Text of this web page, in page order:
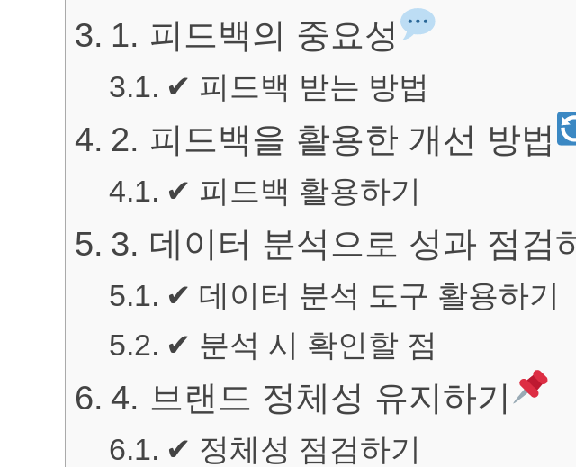
1. 피드백의 중요성
✔ 피드백 받는 방법
2. 피드백을 활용한 개선 방법
✔ 피드백 활용하기
3. 데이터 분석으로 성과 점검
✔ 데이터 분석 도구 활용하기
✔ 분석 시 확인할 점
4. 브랜드 정체성 유지하기
✔ 정체성 점검하기